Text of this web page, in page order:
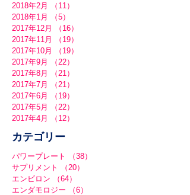
2018年2月
（11）
2018年1月
（5）
2017年12月
（16）
2017年11月
（19）
2017年10月
（19）
2017年9月
（22）
2017年8月
（21）
2017年7月
（21）
2017年6月
（19）
2017年5月
（22）
2017年4月
（12）
カテゴリー
パワープレート （38）
サプリメント
（20）
エンビロン
（64）
エンダモロジー
（6）